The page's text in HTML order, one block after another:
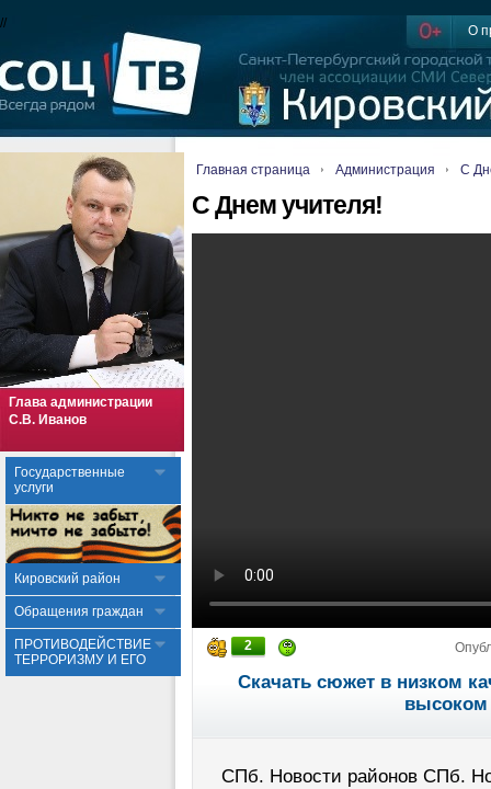
О
//
Глава администрации
С.В. Иванов
Государственные
услуги
Кировский район
Обращения граждан
ПРОТИВОДЕЙСТВИЕ
ТЕРРОРИЗМУ И ЕГО
Главная страница Администрация C
C Днем учителя!
2
Скачать сюжет в низком
высоком
СПб. Новости районов СПб.